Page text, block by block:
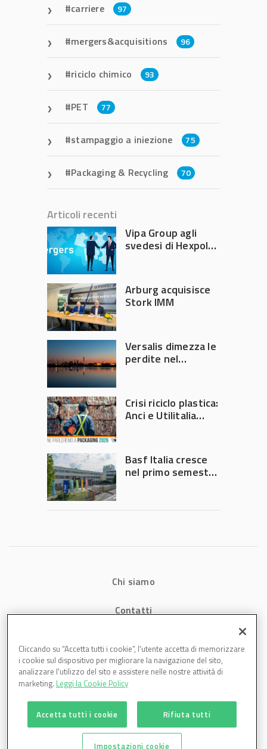
carriere 97
mergers&acquisitions 96
riciclo chimico 93
PET 77
stampaggio a iniezione 75
Packaging & Recycling 70
Articoli recenti
Vipa Group agli
svedesi di Hexpol
Arburg acquisisce
Stork IMM
Versalis dimezza le
perdite nel
Crisi riciclo plastica:
Anci e Utilitalia
Governo
Basf Italia cresce
nel primo semestre
Chi siamo
Contatti
Cookies
Cliccando su “Accetta tutti i cookie”, l'utente accetta di memorizzare
i cookie sul dispositivo per migliorare la navigazione del sito,
analizzare l'utilizzo del sito e assistere nelle nostre attività di
marketing. Leggi la Cookie Policy
Accetta tutti i cookie Rifiuta tutti
Impostazioni cookie